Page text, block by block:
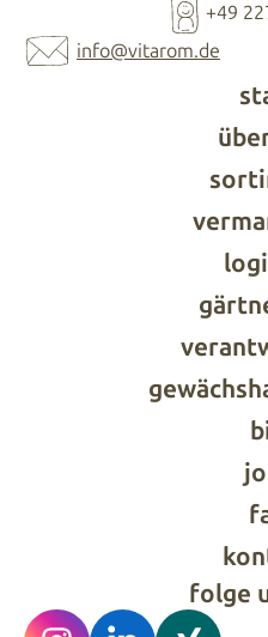
+49
info@vitarom.de
folge